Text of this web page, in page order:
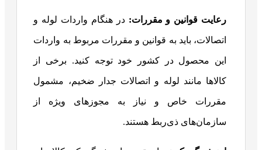
رعایت قوانین و مقررات: در هنگام واردات لوله و
اتصالات، باید به قوانین و مقررات مربوط به واردات
این محصول در کشور خود توجه کنید. برخی از
کالاها مانند لوله و اتصالات جدار ضخیم، مشمول
مقررات خاص و نیاز به مجوزهای ویژه از
سازمان‌های ذی‌ربط هستند.